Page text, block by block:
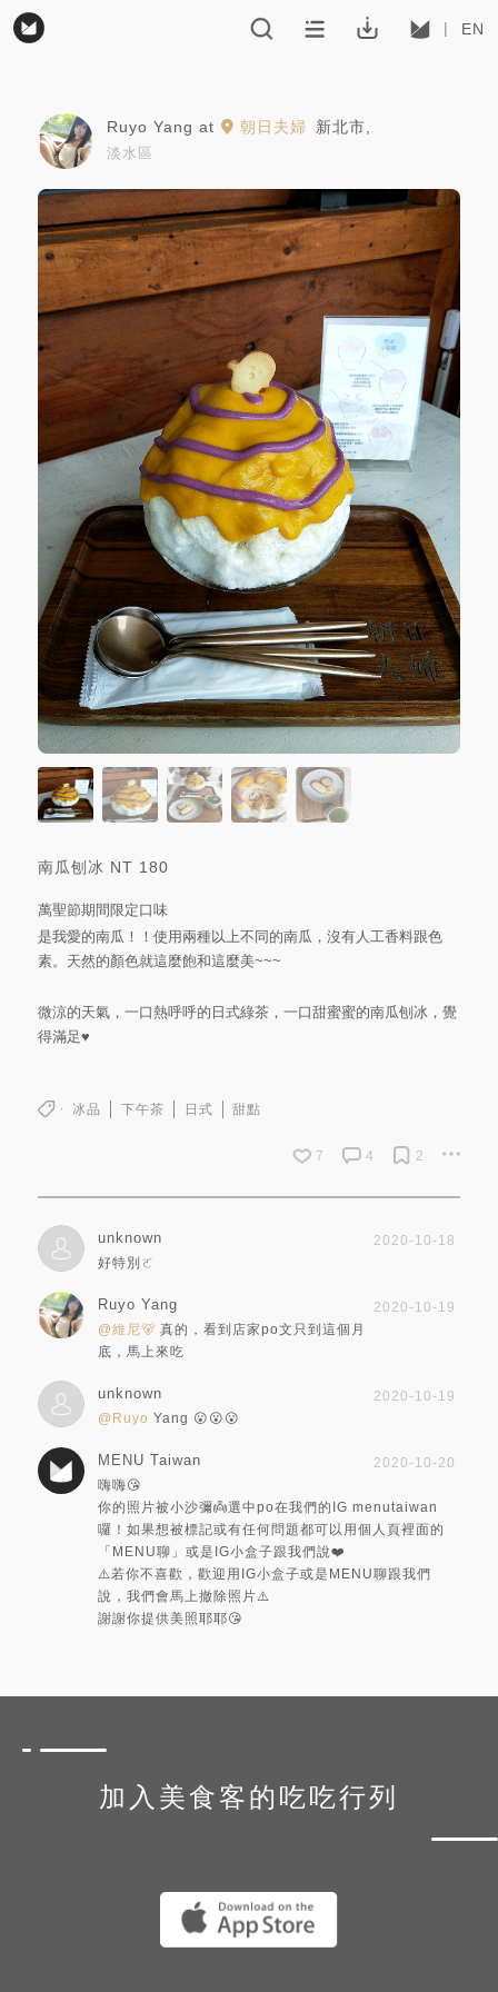
EN
Ruyo Yang at 朝日夫婦 新北市
淡水區
南瓜刨冰 NT 180
萬聖節期間限定口味
是我愛的南瓜！！使用兩種以上不同的南瓜，沒有人工香料跟色
素。天然的顏色就這麼飽和這麼美~~~
微涼的天氣，一口熱呼呼的日式綠茶，一口甜蜜蜜的南瓜刨冰，覺
得滿足♥
冰品 下午茶 日式 甜點
7 4 2
unknown
2020-10-18
好特別ㄛ
Ruyo Yang
2020-10-19
@維尼🐻 真的，看到店家po文只到這個月
底，馬上來吃
unknown
2020-10-19
@Ruyo Yang 😮😮😮
MENU Taiwan
2020-10-20
嗨嗨😘
你的照片被小沙彌👼選中po在我們的IG menutaiwan
囉！如果想被標記或有任何問題都可以用個人頁裡面的
「MENU聊」或是IG小盒子跟我們說❤️
⚠️若你不喜歡，歡迎用IG小盒子或是MENU聊跟我們
說，我們會馬上撤除照片⚠️
謝謝你提供美照耶耶😘
加入美食客的吃吃行列